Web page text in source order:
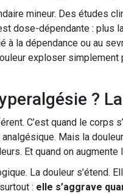
mineur. Des études
dose-dépendante : plus
à la dépendance ou au
exploser simplement
?
C’est quand le corps
Mais la
Et quand on augmente
La douleur s’étend.
: elle s’aggrave